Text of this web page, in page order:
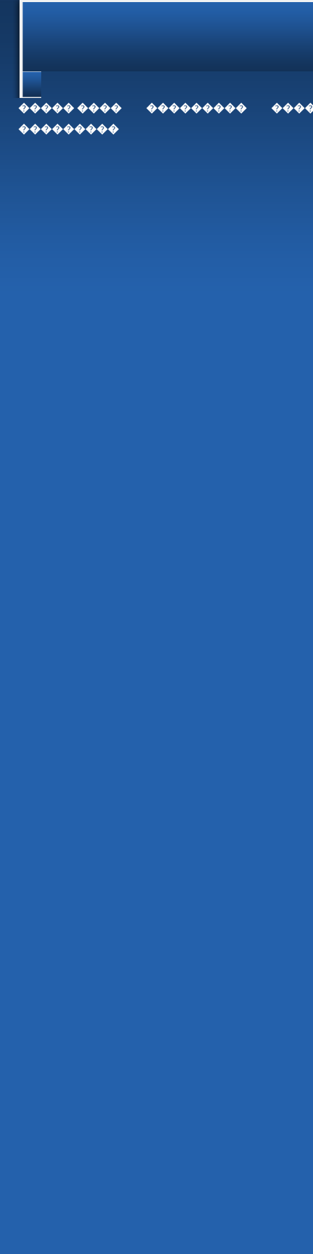
���� ����� ���������
���������